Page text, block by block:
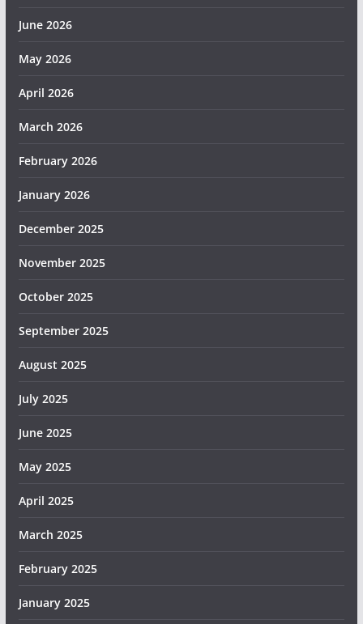
June 2026
May 2026
April 2026
March 2026
February 2026
January 2026
December 2025
November 2025
October 2025
September 2025
August 2025
July 2025
June 2025
May 2025
April 2025
March 2025
February 2025
January 2025